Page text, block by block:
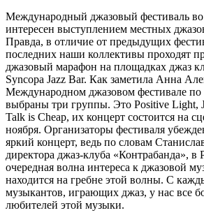
Международный джазовый фестиваль во
интересен выступлением местных
Правда, в отличие от предыдущих
последних наши коллективы проходят
джазовый марафон на площадках джаз
Syncopa Jazz Bar. Как заметила Анна
Международном джазовом фестивале по
выбраны три группы. Это Positive Light,
Talk is Cheap, их концерт состоится на
ноября. Организаторы фестиваля
яркий концерт, ведь по словам
директора джаз-клуба «Контрабанда», в
очередная волна интереса к джазовой
находится на гребне этой волны. С
музыкантов, играющих джаз, у нас все
любителей этой музыки.